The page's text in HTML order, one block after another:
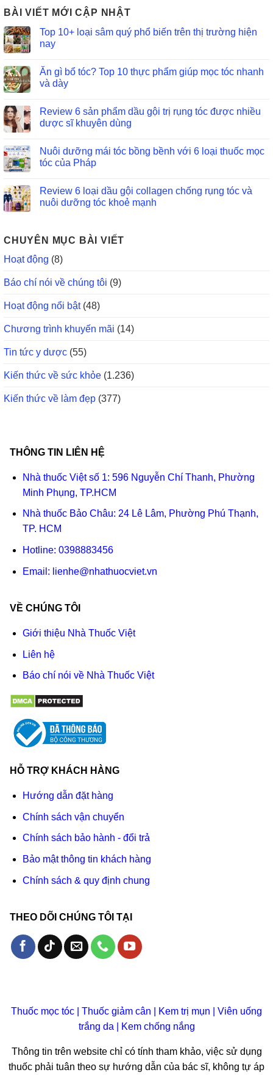
BÀI VIẾT MỚI CẬP NHẬT
Top 10+ loại sâm quý phổ biến trên thị trường hiện
nay
Ăn gì bổ tóc? Top 10 thực phẩm giúp mọc tóc nhanh
và dày
Review 6 sản phẩm dầu gội trị rụng tóc được nhiều
dược sĩ khuyên dùng
Nuôi dưỡng mái tóc bồng bềnh với 6 loại thuốc mọc
tóc của Pháp
Review 6 loại dầu gội collagen chống rụng tóc và
nuôi dưỡng tóc khoẻ mạnh
CHUYÊN MỤC BÀI VIẾT
Hoạt động (8)
Báo chí nói về chúng tôi (9)
Hoạt động nổi bật(48)
Chương trình khuyến mãi (14)
Tin tức y dược (55)
Kiến thức về sức khỏe (1.236)
Kiến thức về làm đẹp (377)
THÔNG TIN LIÊN HỆ
Nhà thuốc Việt số 1: 596 Nguyễn Chí Thanh, Phường
Minh Phụng, TP.HCM
Nhà thuốc Bảo Châu: 24 Lê Lâm, Phường Phú Thạnh,
TP. HCM
Hotline: 0398883456
Email: lienhe@nhathuocviet.vn
VỀ CHÚNG TÔI
Giới thiệu Nhà Thuốc Việt
Liên hệ
Báo chí nói về Nhà Thuốc Việt
HỖ TRỢ KHÁCH HÀNG
Hướng dẫn đặt hàng
Chính sách vận chuyển
Chính sách bảo hành - đổi trả
Bảo mật thông tin khách hàng
Chính sách & quy định chung
THEO DÕI CHÚNG TÔI TẠI
Thuốc mọc tóc Thuốc giảm cân Kem trị mụn
Viên uống
trắng da
Kem chống nắng
Thông tin trên website chỉ có tính tham khảo, việc sử dụng
thuốc phải tuân theo sự hướng dẫn của bác sĩ, không tự áp